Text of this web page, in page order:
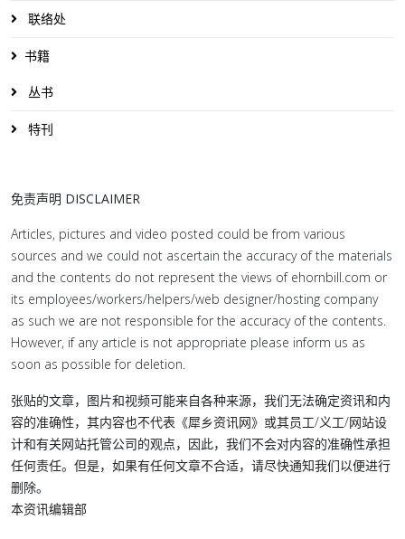
联络处
书籍
丛书
特刊
免责声明 DISCLAIMER
Articles, pictures and video posted could be from various
sources and we could not ascertain the accuracy of the materials
and the contents do not represent the views of ehornbill.com or
its employees/workers/helpers/web designer/hosting company
as such we are not responsible for the accuracy of the contents.
However, if any article is not appropriate please inform us as
soon as possible for deletion.
张贴的文章，图片和视频可能来自各种来源，我们无法确定资讯和内
容的准确性，其内容也不代表《犀乡资讯网》或其员工/义工/网站设
计和有关网站托管公司的观点，因此，我们不会对内容的准确性承担
任何责任。但是，如果有任何文章不合适，请尽快通知我们以便进行
删除。
本资讯编辑部